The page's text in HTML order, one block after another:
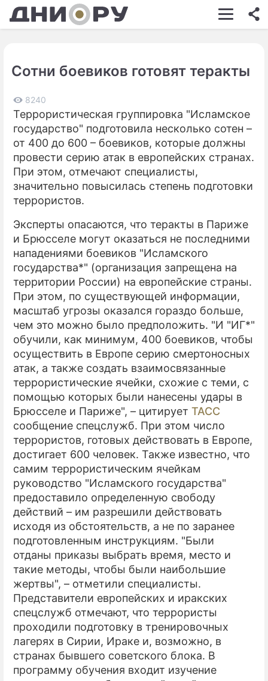
ШОУ-БИЗНЕС
КИНО
ЗДОРОВЬЕ
ЭКОНОМИКА
ПРОИСШЕСТВИЯ
СОННИК
СТИЛЬ ЖИЗНИ
СЕРИАЛЫ
ИГРЫ
ПРЕСС-РЕЛИЗЫ
О ПРОЕКТЕ
Сотни боевиков готовят теракты
8240
Террористическая группировка "Исламское
государство" подготовила несколько сотен –
от 400 до 600 – боевиков, которые должны
провести серию атак в европейских странах.
При этом, отмечают специалисты,
значительно повысилась степень подготовки
террористов.
Эксперты опасаются, что теракты в Париже
и Брюсселе могут оказаться не последними
нападениями боевиков "Исламского
государства*" (организация запрещена на
территории России) на европейские страны.
При этом, по существующей информации,
масштаб угрозы оказался гораздо больше,
чем это можно было предположить. "И "ИГ*"
обучили, как минимум, 400 боевиков, чтобы
осуществить в Европе серию смертоносных
атак, а также создать взаимосвязанные
террористические ячейки, схожие с теми, с
помощью которых были нанесены удары в
Брюсселе и Париже", – цитирует ТАСС
сообщение спецслужб. При этом число
террористов, готовых действовать в Европе,
достигает 600 человек. Также известно, что
самим террористическим ячейкам
руководство "Исламского государства"
предоставило определенную свободу
действий – им разрешили действовать
исходя из обстоятельств, а не по заранее
подготовленным инструкциям. "Были
отданы приказы выбрать время, место и
такие методы, чтобы были наибольшие
жертвы", – отметили специалисты.
Представители европейских и иракских
спецслужб отмечают, что террористы
проходили подготовку в тренировочных
лагерях в Сирии, Ираке и, возможно, в
странах бывшего советского блока. В
программу обучения входит изучение